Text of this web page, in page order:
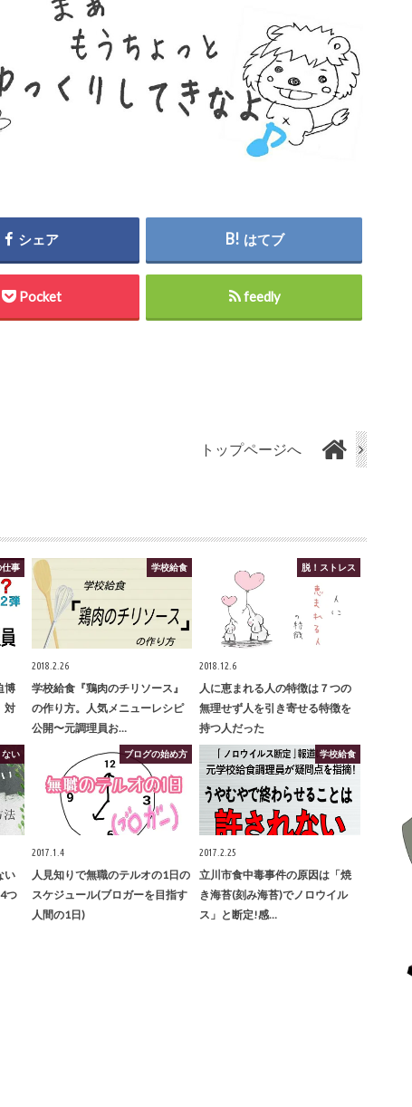
シェア はてブ
Pocket feedly
トップページへ
仕事
博
対
学校給食
2018.2.26
学校給食『鶏肉のチリソース』
の作り方。人気メニューレシピ
公開〜元調理員お…
脱！ストレス
2018.12.6
人に恵まれる人の特徴は７つの
無理せず人を引き寄せる特徴を
持つ人だった
ない
い
つ
ブログの始め方
2017.1.4
人見知りで無職のテルオの1日の
スケジュール(ブロガーを目指す
人間の1日)
学校給食
2017.2.25
立川市食中毒事件の原因は「焼
き海苔(刻み海苔)でノロウイル
ス」と断定!感…